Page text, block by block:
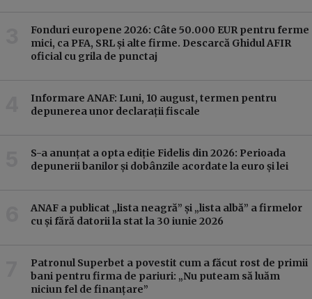
Fonduri europene 2026: Câte 50.000 EUR pentru ferme
mici, ca PFA, SRL și alte firme. Descarcă Ghidul AFIR
oficial cu grila de punctaj
Informare ANAF: Luni, 10 august, termen pentru
depunerea unor declarații fiscale
S-a anunțat a opta ediție Fidelis din 2026: Perioada
depunerii banilor și dobânzile acordate la euro și lei
ANAF a publicat „lista neagră” și „lista albă” a firmelor
cu și fără datorii la stat la 30 iunie 2026
Patronul Superbet a povestit cum a făcut rost de primii
bani pentru firma de pariuri: „Nu puteam să luăm
niciun fel de finanțare”